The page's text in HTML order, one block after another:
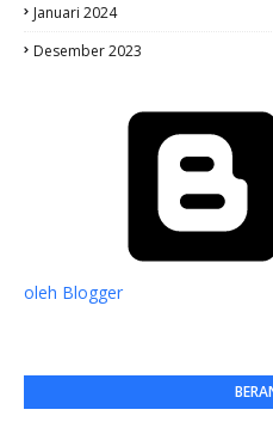
Januari 2024
Desember 2023
oleh Blogger